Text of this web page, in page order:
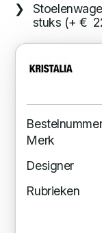
stuks (+ €
Merk
Designer
Rubrieken